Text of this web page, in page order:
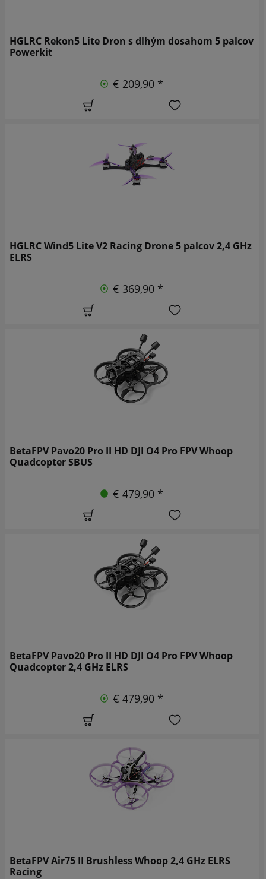
HGLRC Rekon5 Lite Dron s dlhým dosahom 5 palcov
Powerkit
€ 209,90 *
HGLRC Wind5 Lite V2 Racing Drone 5 palcov 2,4 GHz
ELRS
€ 369,90 *
BetaFPV Pavo20 Pro II HD DJI O4 Pro FPV Whoop
Quadcopter SBUS
€ 479,90 *
BetaFPV Pavo20 Pro II HD DJI O4 Pro FPV Whoop
Quadcopter 2,4 GHz ELRS
€ 479,90 *
BetaFPV Air75 II Brushless Whoop 2,4 GHz ELRS
Racing